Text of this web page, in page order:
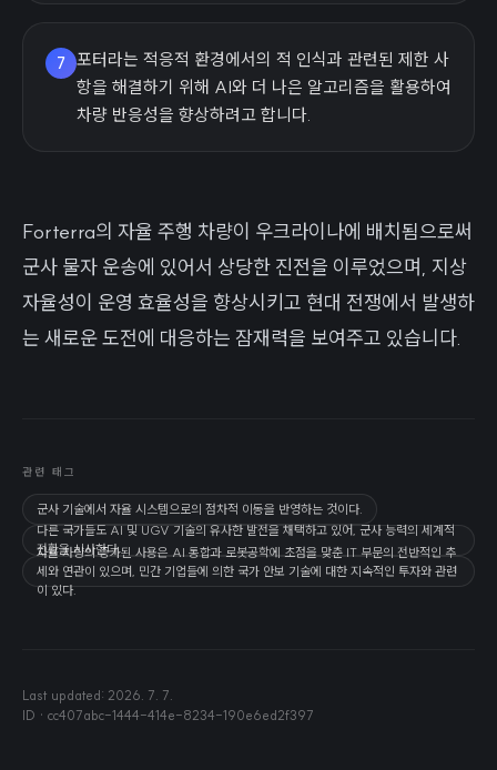
7
포터라는 적응적 환경에서의 적 인식과 관련된 제한 사
항을 해결하기 위해 AI와 더 나은 알고리즘을 활용하여
차량 반응성을 향상하려고 합니다.
Forterra의 자율 주행 차량이 우크라이나에 배치됨으로써
군사 물자 운송에 있어서 상당한 진전을 이루었으며, 지상
자율성이 운영 효율성을 향상시키고 현대 전쟁에서 발생하
는 새로운 도전에 대응하는 잠재력을 보여주고 있습니다.
관련 태그
군사 기술에서 자율 시스템으로의 점차적 이동을 반영하는 것이다.
다른 국가들도 AI 및 UGV 기술의 유사한 발전을 채택하고 있어, 군사 능력의 세계적
전환을 시사한다.
자율 차량의 증가된 사용은 AI 통합과 로봇공학에 초점을 맞춘 IT 부문의 전반적인 추
세와 연관이 있으며, 민간 기업들에 의한 국가 안보 기술에 대한 지속적인 투자와 관련
이 있다.
Last updated: 2026. 7. 7.
ID · cc407abc-1444-414e-8234-190e6ed2f397